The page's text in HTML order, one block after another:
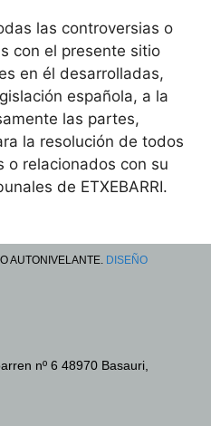
las controversias o
con el presente sitio
en él desarrolladas,
española, a la
las partes,
la resolución de todos
o relacionados con su
de ETXEBARRI.
AUTONIVELANTE. DISEÑO
nº 6 48970 Basauri,